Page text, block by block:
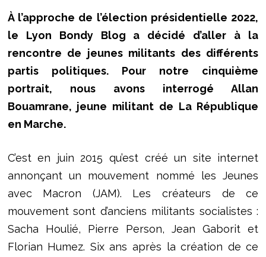
À l’approche de l’élection présidentielle 2022,
le Lyon Bondy Blog a décidé d’aller à la
rencontre de jeunes militants des différents
partis politiques. Pour notre cinquième
portrait, nous avons interrogé Allan
Bouamrane, jeune militant de La République
en Marche.
C’est en juin 2015 qu’est créé un site internet
annonçant un mouvement nommé les Jeunes
avec Macron (JAM). Les créateurs de ce
mouvement sont d’anciens militants socialistes :
Sacha Houlié, Pierre Person, Jean Gaborit et
Florian Humez. Six ans après la création de ce